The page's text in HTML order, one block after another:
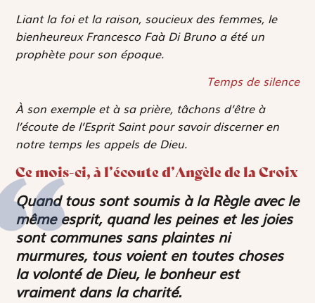
Liant la foi et la raison, soucieux des femmes, le
bienheureux Francesco Faà Di Bruno a été un
prophète pour son époque.
Temps de silence
À son exemple et à sa prière, tâchons d’être à
l’écoute de l’Esprit Saint pour savoir discerner en
notre temps les appels de Dieu.
Ce mois-ci, à l’écoute d’Angèle de la Croix
Quand tous sont soumis à la Règle avec le
même esprit, quand les peines et les joies
sont communes sans plaintes ni
murmures, tous voient en toutes choses
la volonté de Dieu, le bonheur est
vraiment dans la charité.